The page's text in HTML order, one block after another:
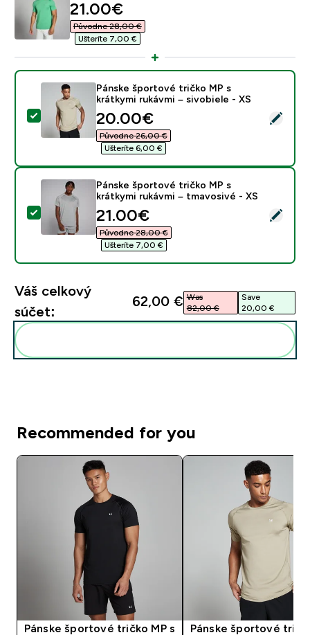
discounted price
21.00€‎
Původne 28,00 €‎
Ušteríte 7,00 €‎
Vybrať tento produkt - Pánske športové tričko MP s
Pánske športové tričko MP s
krátkymi rukávmi – sivobiele - XS
discounted price
20.00€‎
Původne 26,00 €‎
Ušteríte 6,00 €‎
Vybrať tento produkt - Pánske športové tričko MP s
Pánske športové tričko MP s
krátkymi rukávmi – tmavosivé - XS
discounted price
21.00€‎
Původne 28,00 €‎
Ušteríte 7,00 €‎
Váš celkový
súčet:
62,00 €‎ Was
82,00 €‎
Save
20,00 €‎
Recommended for you
Pánske športové tričko MP s
Pánske športové